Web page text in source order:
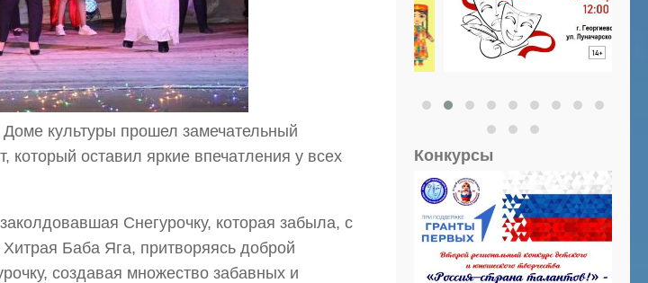
культуры прошел замечательный
который оставил яркие впечатления у всех
Снегурочку, которая забыла, с
Баба Яга, притворяясь доброй
создавая множество забавных и
Конкурсы